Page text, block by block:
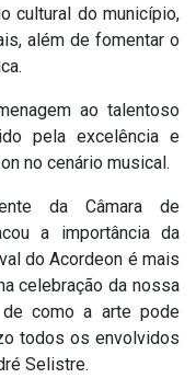
cultural do município,
além de fomentar o
ao talentoso
pela excelência e
no cenário musical.
da Câmara de
a importância da
do Acordeon é mais
celebração da nossa
como a arte pode
todos os envolvidos
Selistre.